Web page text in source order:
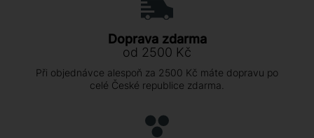
Doprava zdarma
od 2500 Kč
Při objednávce alespoň za 2500 Kč máte dopravu po
celé České republice zdarma.